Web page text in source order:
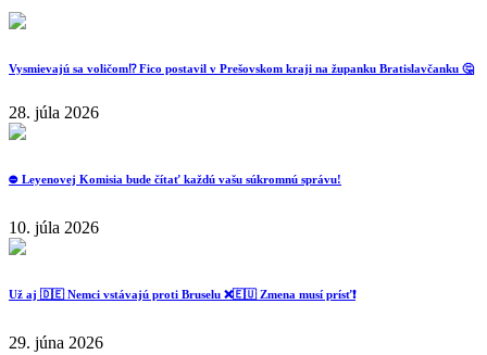
Vysmievajú sa voličom⁉️ Fico postavil v Prešovskom kraji na županku Bratislavčanku 🤔
28. júla 2026
⛔️ Leyenovej Komisia bude čítať každú vašu súkromnú správu!
10. júla 2026
Už aj 🇩🇪 Nemci vstávajú proti Bruselu ❌️🇪🇺 Zmena musí prísť❗️
29. júna 2026